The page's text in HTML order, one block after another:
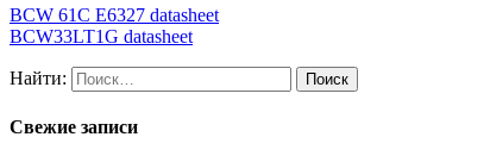
BCW 61C E6327 datasheet
BCW33LT1G datasheet
Найти:
Свежие записи